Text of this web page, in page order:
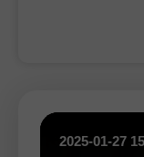
2025-01-27